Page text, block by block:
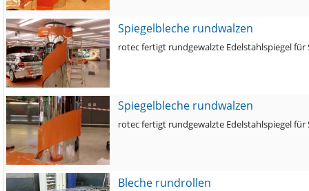
Spiegelbleche rundwalzen
rotec fertigt rundgewalzte Edelstahlspiegel
Spiegelbleche rundwalzen
rotec fertigt rundgewalzte Edelstahlspiegel
Bleche rundrollen